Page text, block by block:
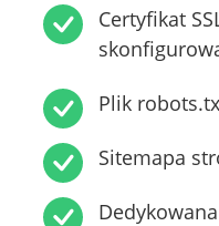
Certyfikat
Plik
Sitemapa